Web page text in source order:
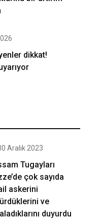
dikkat!
Aralık 2023
Tugayları
çok sayıda
askerini
ve
duyurdu